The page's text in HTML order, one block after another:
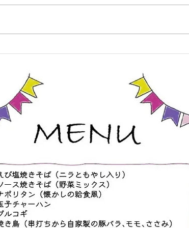
り見抜き 手刀抜き ③【関節技】
り腕立て背固め 入り身投げより
ねじ上げ固め 腕脇絞りより腕ひ
しぎ固め ④【脱出法紹介】 足攻
チャク体験】 ヌンチャク技法 簡
単スパーリン